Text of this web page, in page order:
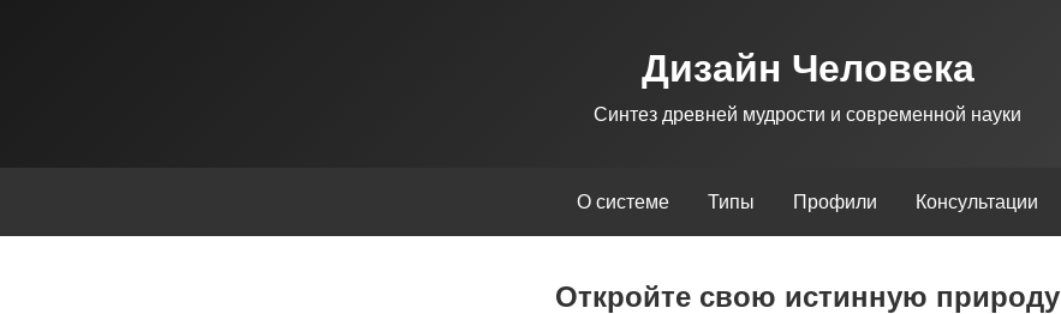
Дизайн Человека
Синтез древней мудрости и современной науки
О системе Типы Профили Консультации
Откройте свою истинную природу